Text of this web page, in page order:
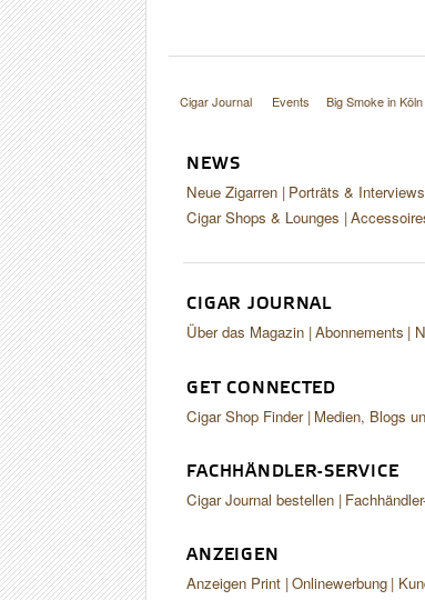
Cigar Journal Events Big Smoke in
NEWS
Neue Zigarren Porträts & Interviews
Cigar Shops & Lounges
CIGAR JOURNAL
Über das Magazin Abonnements
GET CONNECTED
Cigar Shop Finder Medien, Blogs
FACHHÄNDLER-SERVICE
Cigar Journal bestellen
ANZEIGEN
Anzeigen Print Onlinewerbung